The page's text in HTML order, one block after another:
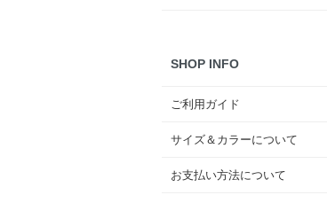
SHOP INFO
ご利用ガイド
サイズ＆カラーについて
お支払い方法について